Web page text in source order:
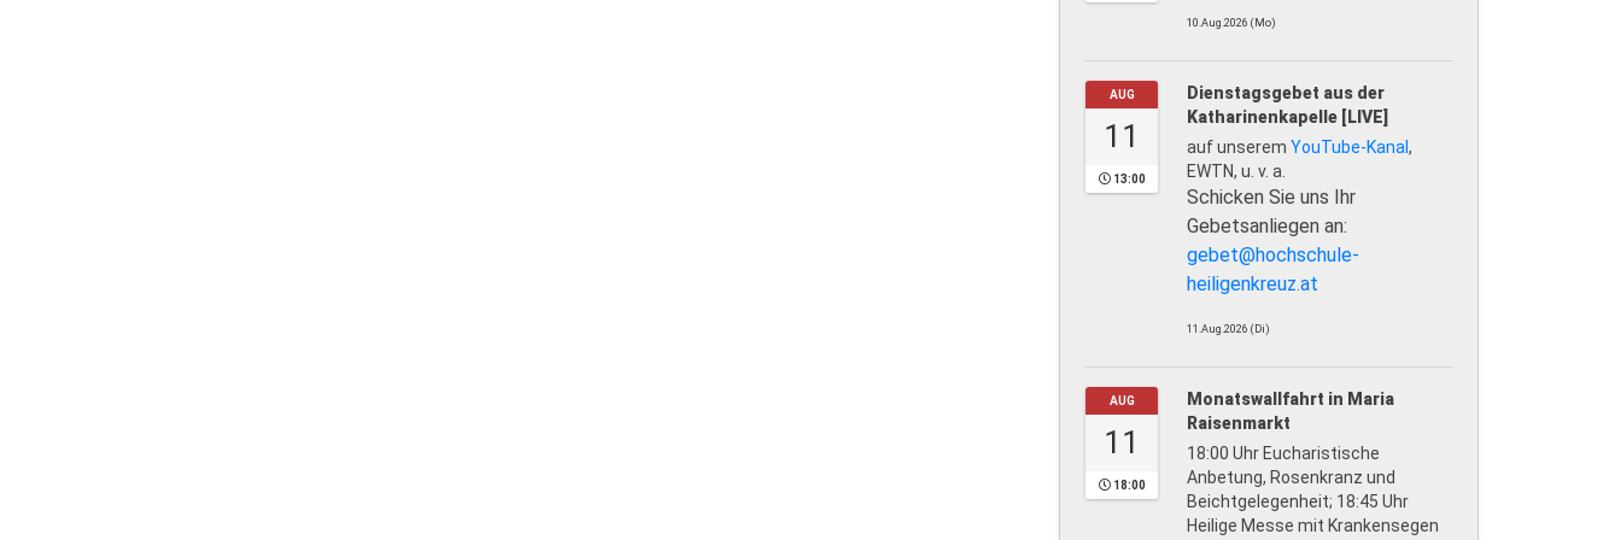
10.Aug.2026 (Mo)
AUG
11
13:00
Dienstagsgebet aus der
Katharinenkapelle [LIVE]
auf unserem YouTube-Kanal ,
EWTN, u. v. a.
Schicken Sie uns Ihr
Gebetsanliegen an:
gebet@hochschule-
heiligenkreuz.at
11.Aug.2026 (Di)
AUG
11
18:00
Monatswallfahrt in Maria
Raisenmarkt
18:00 Uhr Eucharistische
Anbetung, Rosenkranz und
Beichtgelegenheit; 18:45 Uhr
Heilige Messe mit Krankensegen